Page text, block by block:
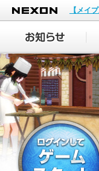
NEXON
【メイ